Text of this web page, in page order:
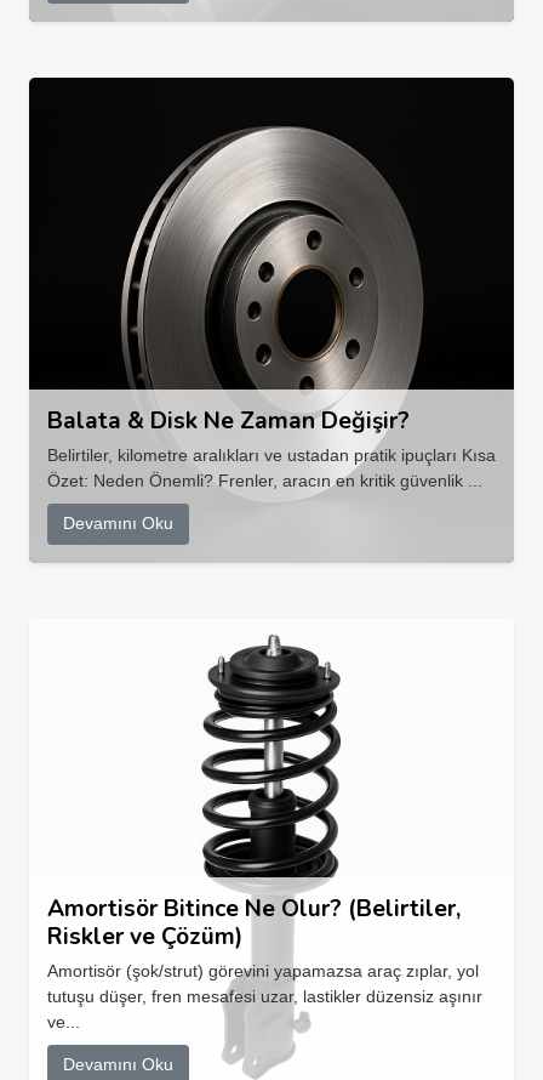
Balata & Disk Ne Zaman Değişir?
Belirtiler, kilometre aralıkları ve ustadan pratik ipuçları Kısa
Özet: Neden Önemli? Frenler, aracın en kritik güvenlik ...
Devamını Oku
Amortisör Bitince Ne Olur? (Belirtiler,
Riskler ve Çözüm)
Amortisör (şok/strut) görevini yapamazsa araç zıplar, yol
tutuşu düşer, fren mesafesi uzar, lastikler düzensiz aşınır
ve...
Devamını Oku